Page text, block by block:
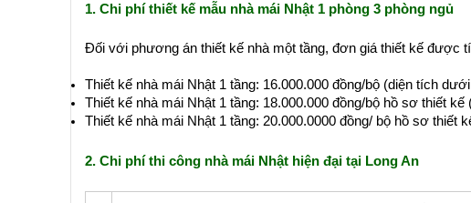
1. Chi phí thiết kế mẫu nhà mái Nhật 1 phòng 3 phòng ngủ
Đối với phương án thiết kế nhà một tầng, đơn giá thiết kế được
Thiết kế nhà mái Nhật 1 tầng: 16.000.000 đồng/bộ (diện tích
Thiết kế nhà mái Nhật 1 tầng: 18.000.000 đồng/bộ hồ sơ thiết
Thiết kế nhà mái Nhật 1 tầng: 20.000.0000 đồng/ bộ hồ sơ thiết
2. Chi phí thi công nhà mái Nhật hiện đại tại Long An